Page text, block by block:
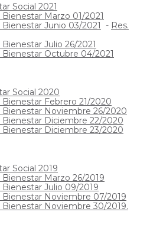
Social 2021
Marzo 01/2021
Junio 03/2021 - Res.
Julio 26/2021
Octubre 04/2021
Social 2020
Febrero 21/2020
Noviembre 26/2020
Diciembre 22/2020
Diciembre 23/2020
Social 2019
Marzo 26/2019
Julio 09/2019
Noviembre 07/2019
Noviembre 30/2019.